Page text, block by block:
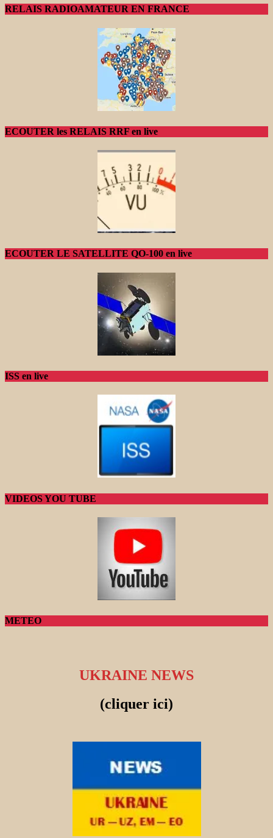
RELAIS RADIOAMATEUR EN FRANCE
ECOUTER les RELAIS RRF en live
ECOUTER LE SATELLITE QO-100 en live
ISS en live
VIDEOS YOU TUBE
METEO
UKRAINE NEWS
(cliquer ici)